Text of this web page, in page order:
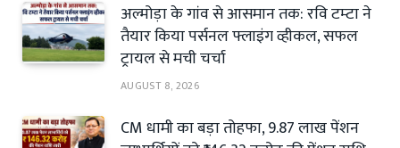
अल्मोड़ा के गांव से आसमान तक: रवि टम्टा ने
तैयार किया पर्सनल फ्लाइंग व्हीकल, सफल
ट्रायल से मची चर्चा
AUGUST 8, 2026
CM धामी का बड़ा तोहफा, 9.87 लाख पेंशन